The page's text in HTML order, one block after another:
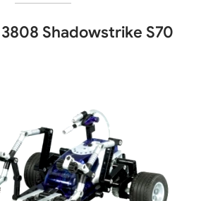
3808 Shadowstrike S70